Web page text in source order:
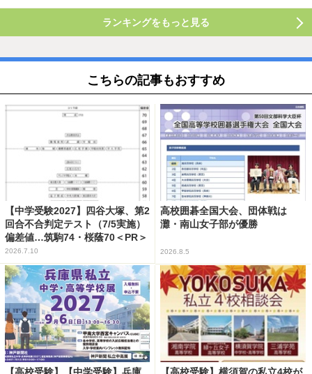
ランキングをもっと見る
こちらの記事もおすすめ
【中学受験2027】四谷大塚、第2
回合不合判定テスト（7/5実施）
偏差値…筑駒74・桜蔭70＜PR＞
2026.7.10
高校囲碁全国大会、団体戦は
灘・南山女子部が優勝
2026.8.5
【高校受験】【中学受験】兵庫